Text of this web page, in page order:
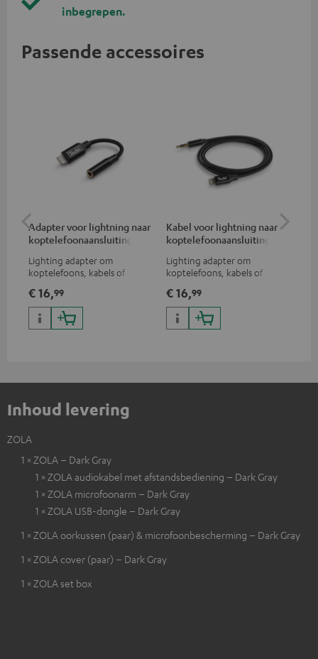
inbegrepen.
Passende accessoires
Adapter voor lightning naar
koptelefoonaansluiting
Lighting adapter om
koptelefoons, kabels of
jack plug aan te sluiten op
iPhone, iPad, iPod etc., MFI
gecertificeerd, 100%
compatibel
€ 16,99
Kabel voor lightning naar
koptelefoonaansluiting
Lighting adapter om
koptelefoons, kabels of
jack plug aan te sluiten op
iPhone, iPad, iPod etc., MFI
gecertificeerd, 100%
compatibel
€ 16,99
Inhoud levering
ZOLA
1 × ZOLA – Dark Gray
1 × ZOLA audiokabel met afstandsbediening – Dark Gray
1 × ZOLA microfoonarm – Dark Gray
1 × ZOLA USB-dongle – Dark Gray
1 × ZOLA oorkussen (paar) & microfoonbescherming – Dark Gray
1 × ZOLA cover (paar) – Dark Gray
1 × ZOLA set box